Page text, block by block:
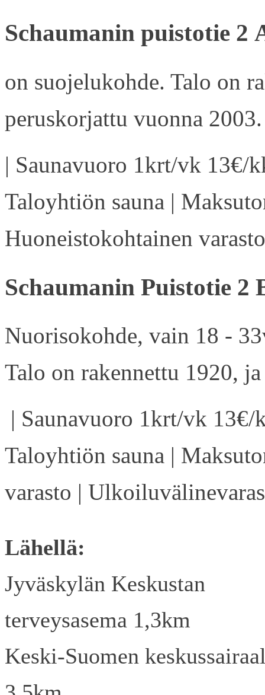
Schaumanin puistotie 2
on suojelukohde. Talo on
peruskorjattu vuonna 2003.
| Saunavuoro 1krt/vk 13€/
Taloyhtiön sauna |
Huoneistokohtainen
Schaumanin Puistotie 2
Nuorisokohde, vain 18 -
Talo on rakennettu 1920,
| Saunavuoro 1krt/vk
Taloyhtiön sauna |
varasto |
Lähellä:
Jyväskylän Keskustan
terveysasema 1,3km
Keski-Suomen